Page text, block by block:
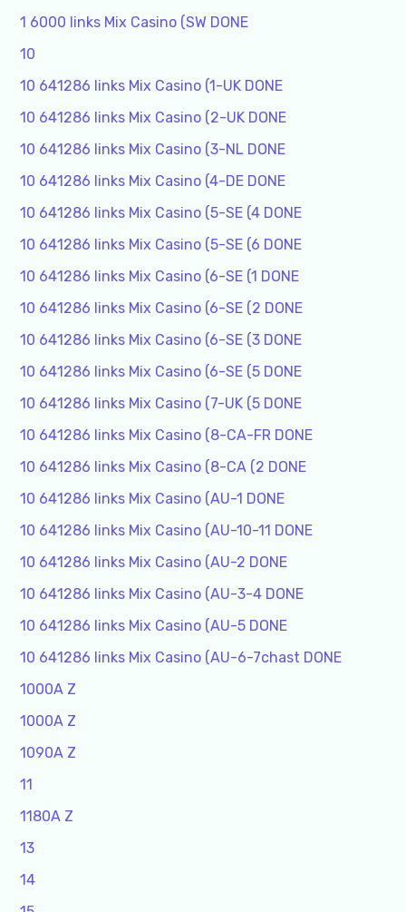
1 6000 links Mix Casino (SW DONE
10
10 641286 links Mix Casino (1-UK DONE
10 641286 links Mix Casino (2-UK DONE
10 641286 links Mix Casino (3-NL DONE
10 641286 links Mix Casino (4-DE DONE
10 641286 links Mix Casino (5-SE (4 DONE
10 641286 links Mix Casino (5-SE (6 DONE
10 641286 links Mix Casino (6-SE (1 DONE
10 641286 links Mix Casino (6-SE (2 DONE
10 641286 links Mix Casino (6-SE (3 DONE
10 641286 links Mix Casino (6-SE (5 DONE
10 641286 links Mix Casino (7-UK (5 DONE
10 641286 links Mix Casino (8-CA-FR DONE
10 641286 links Mix Casino (8-CA (2 DONE
10 641286 links Mix Casino (AU-1 DONE
10 641286 links Mix Casino (AU-10-11 DONE
10 641286 links Mix Casino (AU-2 DONE
10 641286 links Mix Casino (AU-3-4 DONE
10 641286 links Mix Casino (AU-5 DONE
10 641286 links Mix Casino (AU-6-7chast DONE
1000A Z
1000A Z
1090A Z
11
1180A Z
13
14